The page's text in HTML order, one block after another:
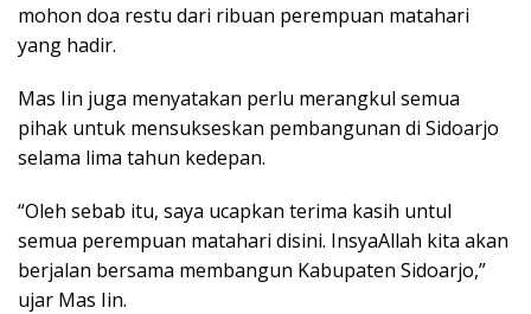
mohon doa restu dari ribuan perempuan matahari
yang hadir.
Mas Iin juga menyatakan perlu merangkul semua
pihak untuk mensukseskan pembangunan di Sidoarjo
selama lima tahun kedepan.
“Oleh sebab itu, saya ucapkan terima kasih untul
semua perempuan matahari disini. InsyaAllah kita akan
berjalan bersama membangun Kabupaten Sidoarjo,”
ujar Mas Iin.